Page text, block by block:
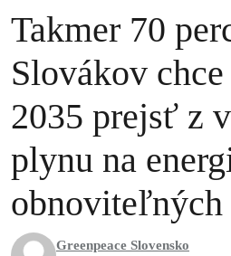
Takmer 70
Slovákov
2035 prejsť z
plynu na
Greenpeace Slovensko